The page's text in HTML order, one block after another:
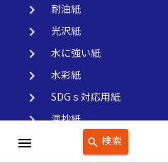
menu search 検索
keyboard_arrow_right 耐油紙
keyboard_arrow_right 光沢紙
keyboard_arrow_right 水に強い紙
keyboard_arrow_right 水彩紙
keyboard_arrow_right SDGｓ対応用紙
keyboard_arrow_right 混抄紙
keyboard_arrow_right